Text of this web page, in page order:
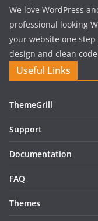
We love WordPress
professional looking
your website one
design and clean
Useful Links
ThemeGrill
Support
Documentation
FAQ
Themes